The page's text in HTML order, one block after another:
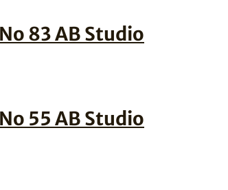
83 AB Studio
55 AB Studio